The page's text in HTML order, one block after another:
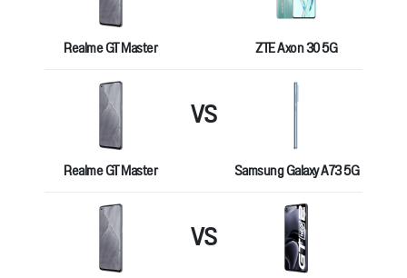
Realme GT Master ZTE Axon 30 5G
Realme GT Master
VS
Samsung Galaxy A73 5G
VS